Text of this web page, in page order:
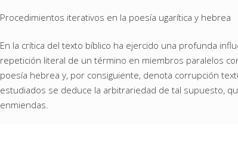
Procedimientos iterativos en la poesía ugarítica y hebrea
En la crítica del texto bíblico ha ejercido una profunda
repetición literal de un término en miembros paralelos
poesía hebrea y, por consiguiente, denota corrupción
estudiados se deduce la arbitrariedad de tal supuesto,
enmiendas.